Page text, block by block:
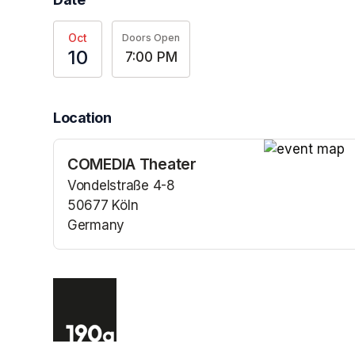
Oct
10
Doors Open
7:00 PM
Location
COMEDIA Theater
Vondelstraße 4-8
50677 Köln
Germany
(opens in a new tab)